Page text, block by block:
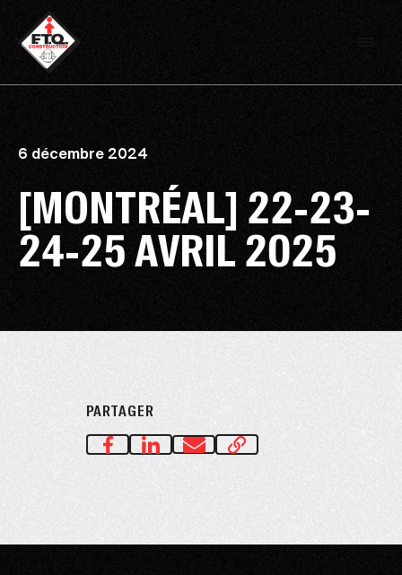
6 décembre 2024
[MONTRÉAL] 22-23-
24-25 AVRIL 2025
PARTAGER